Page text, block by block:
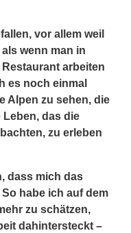
vor allem weil
wenn man in
arbeiten
es noch einmal
Alpen zu sehen, die
das die
zu erleben
dass mich das
habe ich auf dem
zu schätzen,
dahintersteckt –